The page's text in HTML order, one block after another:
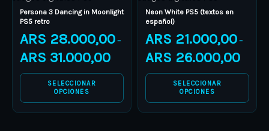
Persona 3 Dancing in Moonlight
PS5 retro
ARS 28.000,00 –
ARS 31.000,00
SELECCIONAR
OPCIONES
on
the
product
Neon White PS5 (textos en
español)
ARS 21.000,00 –
ARS 26.000,00
SELECCIONAR
OPCIONES
on
the
product